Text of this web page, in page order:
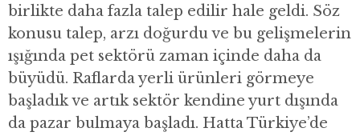
birlikte daha fazla talep edilir hale geldi. Söz
konusu talep, arzı doğurdu ve bu gelişmelerin
ışığında pet sektörü zaman içinde daha da
büyüdü. Raflarda yerli ürünleri görmeye
başladık ve artık sektör kendine yurt dışında
da pazar bulmaya başladı. Hatta Türkiye’de